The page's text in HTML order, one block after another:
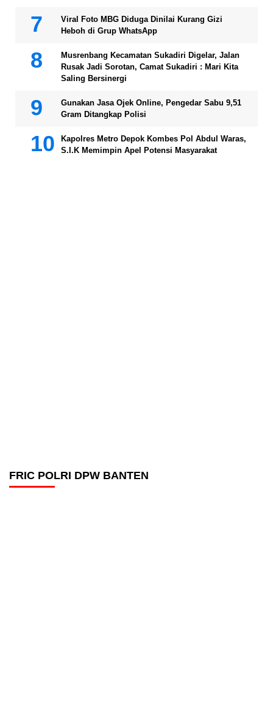
Viral Foto MBG Diduga Dinilai Kurang Gizi
Heboh di Grup WhatsApp
Musrenbang Kecamatan Sukadiri Digelar, Jalan
Rusak Jadi Sorotan, Camat Sukadiri : Mari Kita
Saling Bersinergi
Gunakan Jasa Ojek Online, Pengedar Sabu 9,51
Gram Ditangkap Polisi
Kapolres Metro Depok Kombes Pol Abdul Waras,
S.I.K Memimpin Apel Potensi Masyarakat
FRIC POLRI DPW BANTEN